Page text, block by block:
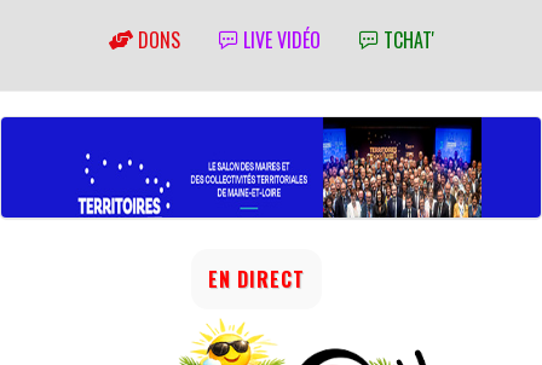
DONS LIVE VIDÉO TCHAT'
EN DIRECT